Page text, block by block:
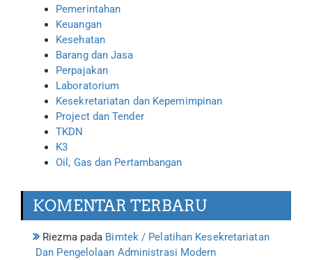
Pemerintahan
Keuangan
Kesehatan
Barang dan Jasa
Perpajakan
Laboratorium
Kesekretariatan dan Kepemimpinan
Project dan Tender
TKDN
K3
Oil, Gas dan Pertambangan
KOMENTAR TERBARU
Riezmapada Bimtek / Pelatihan Kesekretariatan
Dan Pengelolaan Administrasi Modern